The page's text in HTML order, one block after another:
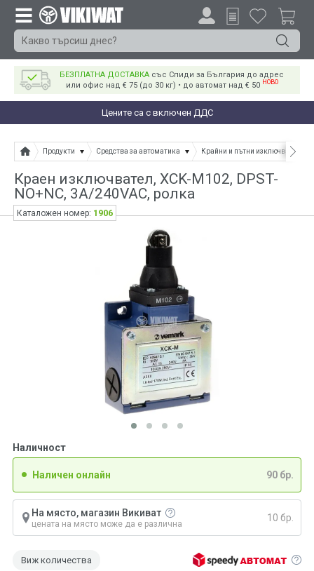
БЕЗПЛАТНА ДОСТАВКА със Спиди за България до адрес
или офис над € 75 (до 30 кг) • до автомат над € 50 НОВО
Цените са с включен ДДС
Продукти Средства за автоматика Крайни и пътни изключватели
Краен изключвател, XCK-M102, DPST-
NO+NC, 3A/240VAC, ролка
Наличност
Наличен онлайн 90 бр.
На място, магазин Викиват
цената на място може да е различна
10 бр.
Виж количества
Каталожен номер: 1906